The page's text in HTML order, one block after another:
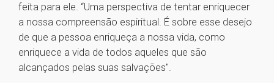
feita para ele. “Uma perspectiva de tentar enriquecer
a nossa compreensão espiritual. É sobre esse desejo
de que a pessoa enriqueça a nossa vida, como
enriquece a vida de todos aqueles que são
alcançados pelas suas salvações".